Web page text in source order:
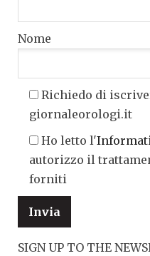
Nome
Richiedo di
giornaleorologi.it
Ho letto l'
autorizzo il
forniti
SIGN UP TO THE